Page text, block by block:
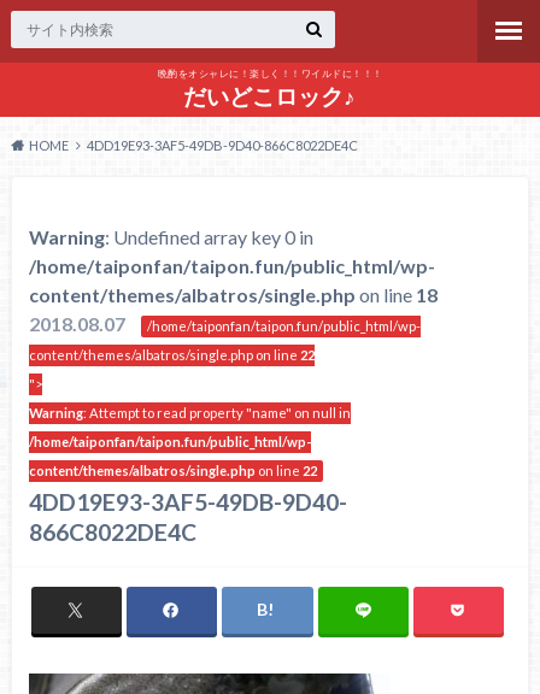
晩酌をオシャレに！楽しく！！ワイルドに！！！
だいどこロック♪
HOME 4DD19E93-3AF5-49DB-9D40-866C8022DE4C
Warning: Undefined array key 0 in
/home/taiponfan/taipon.fun/public_html/wp-
content/themes/albatros/single.php on line 18
2018.08.07
/home/taiponfan/taipon.fun/public_html/wp-
content/themes/albatros/single.php on line 22
">
Warning: Attempt to read property "name" on null in
/home/taiponfan/taipon.fun/public_html/wp-
content/themes/albatros/single.php on line 22
4DD19E93-3AF5-49DB-9D40-
866C8022DE4C